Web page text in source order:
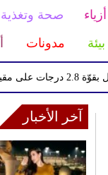
أزياء صحة وتغذية
بيئة مدونات
آخر الأخبار